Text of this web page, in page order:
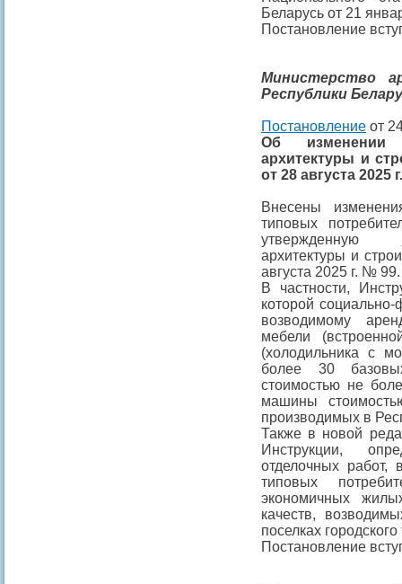
Беларусь от 21
Постановление
Министерство
Республики
Постановление от
Об
архитектуры и
от 28 августа 2025
Внесены
типовых
утвержденную
архитектуры и
августа 2025 г. № 99.
В частности,
которой
возводимому
мебели
(холодильника с
более 30
стоимостью не
машины
производимых в
Также в новой
Инструкции,
отделочных
типовых
экономичных
качеств,
поселках
Постановление